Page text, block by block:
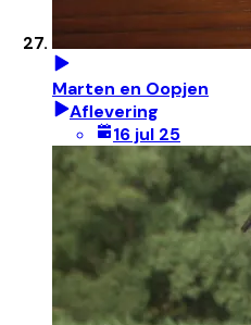
Marten en Oopjen
Aflevering
16 jul 25